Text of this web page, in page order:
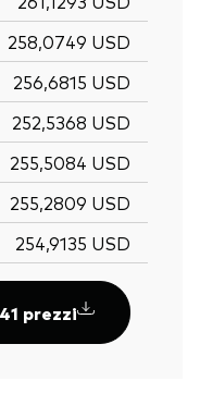
258,0749 USD
256,6815 USD
252,5368 USD
255,5084 USD
255,2809 USD
254,9135 USD
prezzi